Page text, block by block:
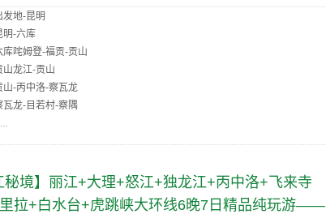
发地-昆明
明-六库
库咤姆登-福贡-贡山
山龙江-贡山
山-丙中洛-察瓦龙
瓦龙-目若村-察隅
秘境】丽江+大理+怒江+独龙江+丙中洛+飞来寺
拉+白水台+虎跳峡大环线6晚7日精品纯玩游——